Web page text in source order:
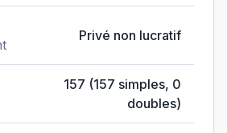
Privé non lucratif
157 (157 simples, 0
doubles)